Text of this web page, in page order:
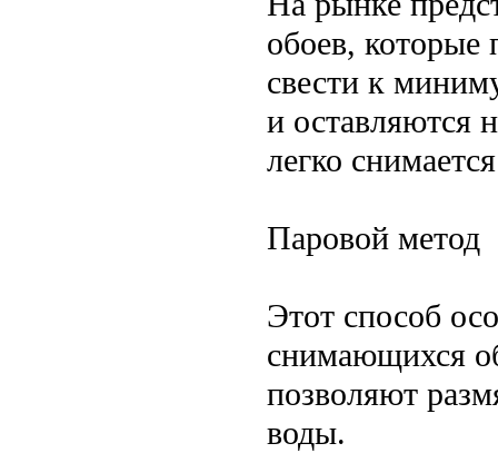
обоев, которые
свести к
и оставляются
легко
Паровой метод
Этот способ
снимающихся
позволяют
воды.